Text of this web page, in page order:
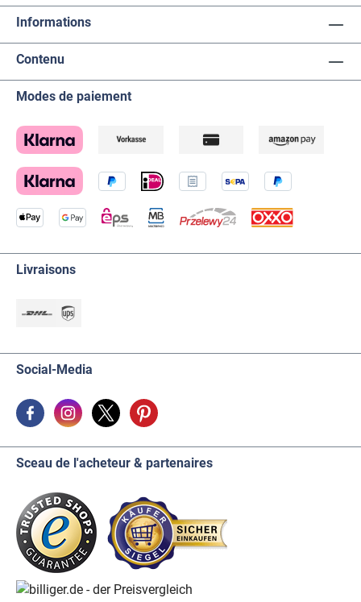
Informations
Contenu
Modes de paiement
Livraisons
Social-Media
Sceau de l'acheteur & partenaires